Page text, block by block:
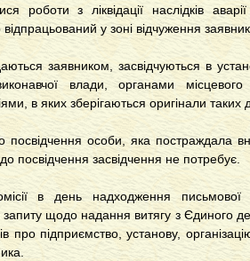
роботи з ліквідації наслідків
у зоні відчуження
заявником, засвідчуються в
влади, органами місцевого
в яких зберігаються оригінали таких
посвідчення особи, яка постраждала
посвідчення засвідчення не потребує.
в день надходження
щодо надання витягу з Єдиного
про підприємство, установу,